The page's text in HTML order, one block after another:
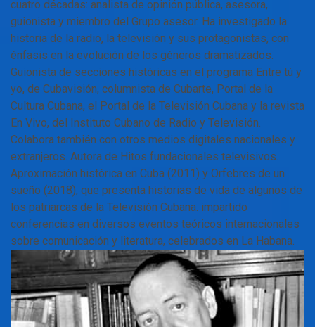
cuatro décadas: analista de opinión pública, asesora,
guionista y miembro del Grupo asesor. Ha investigado la
historia de la radio, la televisión y sus protagonistas, con
énfasis en la evolución de los géneros dramatizados.
Guionista de secciones históricas en el programa Entre tú y
yo, de Cubavisión, columnista de Cubarte, Portal de la
Cultura Cubana, el Portal de la Televisión Cubana y la revista
En Vivo, del Instituto Cubano de Radio y Televisión.
Colabora también con otros medios digitales nacionales y
extranjeros. Autora de Hitos fundacionales televisivos.
Aproximación histórica en Cuba (2011) y Orfebres de un
sueño (2018), que presenta historias de vida de algunos de
los patriarcas de la Televisión Cubana. impartido
conferencias en diversos eventos teóricos internacionales
sobre comunicación y literatura, celebrados en La Habana.